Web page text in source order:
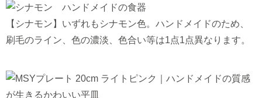
【シナモン】いずれもシナモン色。ハンドメイドのため、
刷毛のライン、色の濃淡、色合い等は1点1点異なります。